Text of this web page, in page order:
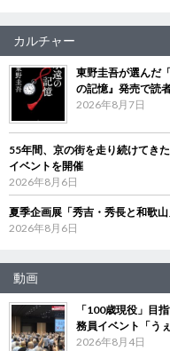
カルチャー
東野圭吾が選んだ
の記憶』発売で読
2026年8月7日
55年間、京の街を走り続けてき
イベントを開催
2026年8月6日
夏季企画展「秀吉・秀長と和歌
2026年8月6日
動画
「100歳現役」目
務員イベント「う
2026年8月4日